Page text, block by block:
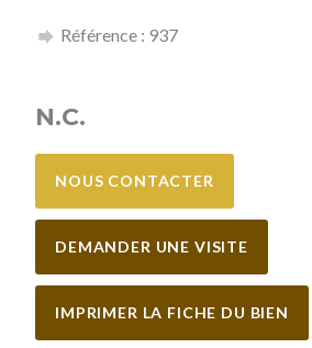
Référence : 937
N.C.
NOUS CONTACTER
DEMANDER UNE VISITE
IMPRIMER LA FICHE DU BIEN